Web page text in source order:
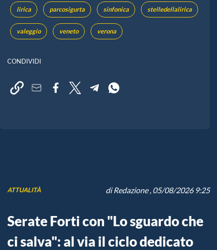
lirica parcosigurta sinfonica stelledellalirica
valeggio veneto verona
CONDIVIDI
ATTUALITÀ diRedazione, 05/08/2026 9:25
Serate Forti con "Lo sguardo che
ci salva": al via il ciclo dedicato